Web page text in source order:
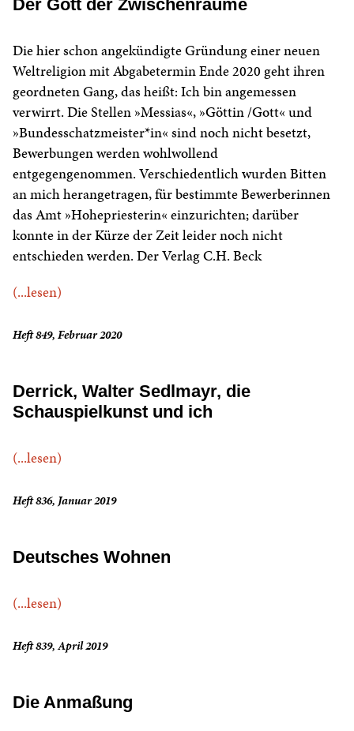
Der Gott der Zwischenräume
Die hier schon angekündigte Gründung einer neuen
Weltreligion mit Abgabetermin Ende 2020 geht ihren
geordneten Gang, das heißt: Ich bin angemessen
verwirrt. Die Stellen »Messias«, »Göttin /Gott« und
»Bundesschatzmeister*in« sind noch nicht besetzt,
Bewerbungen werden wohlwollend
entgegengenommen. Verschiedentlich wurden Bitten
an mich herangetragen, für bestimmte Bewerberinnen
das Amt »Hohepriesterin« einzurichten; darüber
konnte in der Kürze der Zeit leider noch nicht
entschieden werden. Der Verlag C.H. Beck
(...lesen)
Heft 849, Februar 2020
Derrick, Walter Sedlmayr, die
Schauspielkunst und ich
(...lesen)
Heft 836, Januar 2019
Deutsches Wohnen
(...lesen)
Heft 839, April 2019
Die Anmaßung